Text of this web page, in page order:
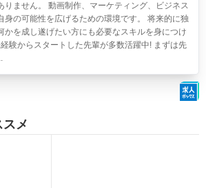
りません。 動画制作、マーケティング、ビジネス
身の可能性を広げるための環境です。 将来的に独
かを成し遂げたい方にも必要なスキルを身につけ
験からスタートした先輩が多数活躍中! まずは先
メ